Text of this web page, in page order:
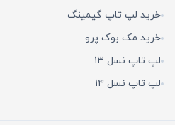
خرید لپ تاپ گیمینگ
خرید مک بوک پرو
لپ تاپ نسل ۱۳
لپ تاپ نسل ۱۴